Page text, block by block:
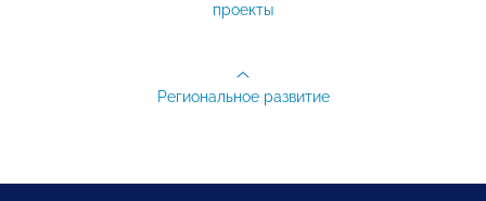
проекты
Региональное развитие